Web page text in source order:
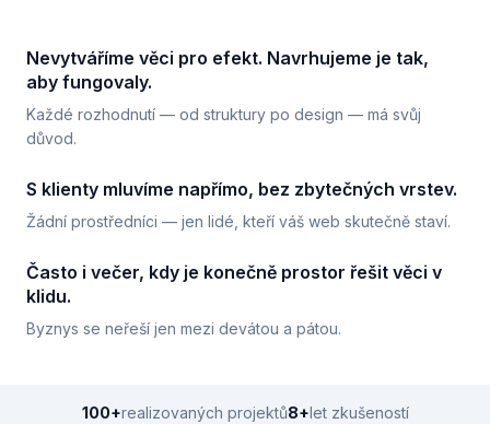
Nevytváříme věci pro efekt. Navrhujeme je tak,
aby fungovaly.
Každé rozhodnutí — od struktury po design — má svůj
důvod.
S klienty mluvíme napřímo, bez zbytečných vrstev.
Žádní prostředníci — jen lidé, kteří váš web skutečně staví.
Často i večer, kdy je konečně prostor řešit věci v
klidu.
Byznys se neřeší jen mezi devátou a pátou.
100+realizovaných projektů8+let zkušeností